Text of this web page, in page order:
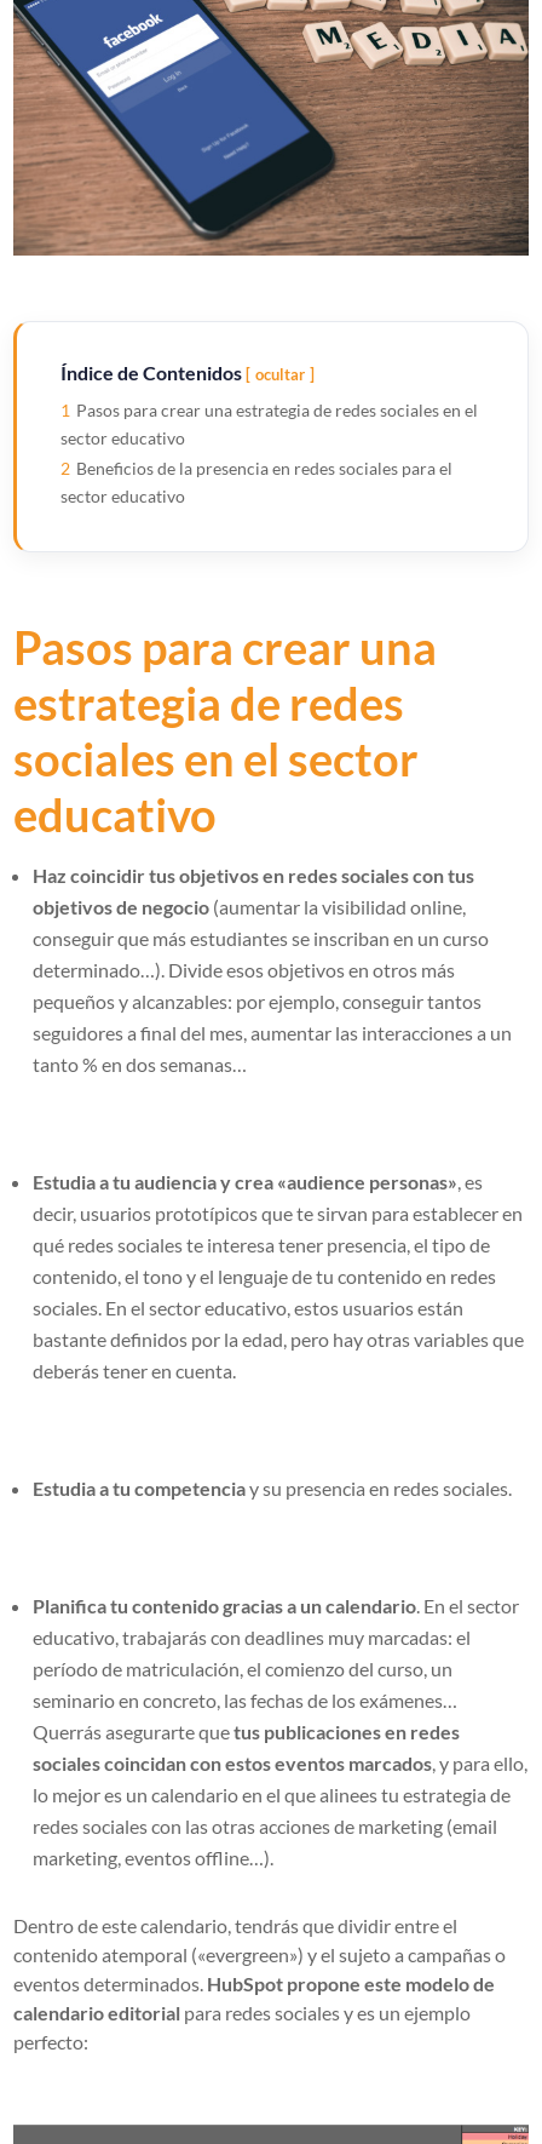
Índice de Contenidos ocultar
1 Pasos para crear una estrategia de redes sociales en el
sector educativo
2 Beneficios de la presencia en redes sociales para el
sector educativo
Pasos para crear una
estrategia de redes
sociales en el sector
educativo
Haz coincidir tus objetivos en redes sociales con tus
objetivos de negocio (aumentar la visibilidad online,
conseguir que más estudiantes se inscriban en un curso
determinado…). Divide esos objetivos en otros más
pequeños y alcanzables: por ejemplo, conseguir tantos
seguidores a final del mes, aumentar las interacciones a un
tanto % en dos semanas…
Estudia a tu audiencia y crea «audience personas» , es
decir, usuarios prototípicos que te sirvan para establecer en
qué redes sociales te interesa tener presencia, el tipo de
contenido, el tono y el lenguaje de tu contenido en redes
sociales. En el sector educativo, estos usuarios están
bastante definidos por la edad, pero hay otras variables que
deberás tener en cuenta.
Estudia a tu competenciay su presencia en redes sociales.
Planifica tu contenido gracias a un calendario . En el sector
educativo, trabajarás con deadlines muy marcadas: el
período de matriculación, el comienzo del curso, un
seminario en concreto, las fechas de los exámenes…
Querrás asegurarte quetus publicaciones en redes
sociales coincidan con estos eventos marcados , y para ello,
lo mejor es un calendario en el que alinees tu estrategia de
redes sociales con las otras acciones de marketing (email
marketing, eventos offline…).
Dentro de este calendario, tendrás que dividir entre el
contenido atemporal («evergreen») y el sujeto a campañas o
eventos determinados. HubSpot propone este modelo de
calendario editorial para redes sociales y es un ejemplo
perfecto: